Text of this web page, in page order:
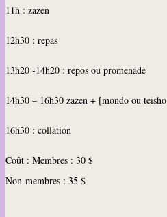
11h : zazen
12h30 : repas
13h20 -14h20 : repos ou promenade
14h30 – 16h30 zazen + [mondo ou
16h30 : collation
Coût : Membres : 30 $
Non-membres : 35 $